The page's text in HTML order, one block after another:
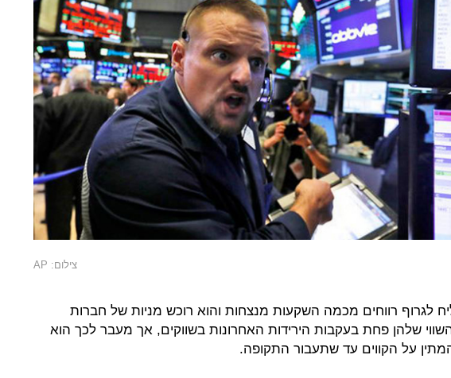
צילום: AP
לגרוף רווחים מכמה השקעות מנצחות והוא רוכש מניות של חברות
שלהן פחת בעקבות הירידות האחרונות בשווקים, אך מעבר לכך הוא
על הקווים עד שתעבור התקופה.